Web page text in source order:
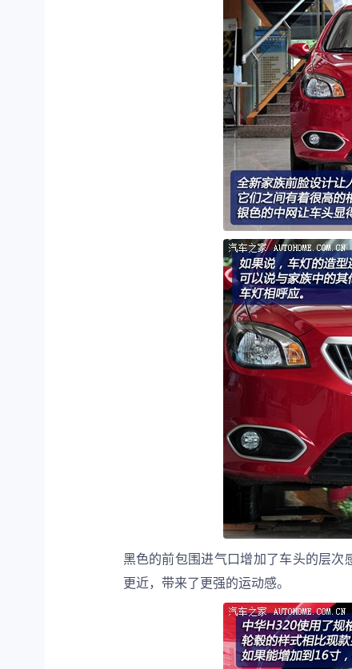
黑色的前包围进气口增加了车头的层
更近，带来了更强的运动感。